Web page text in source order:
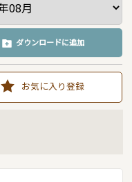
ダウンロードに追加
お気に入り登録